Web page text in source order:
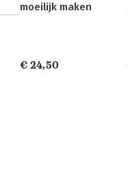
moeilijk maken
€ 24,50